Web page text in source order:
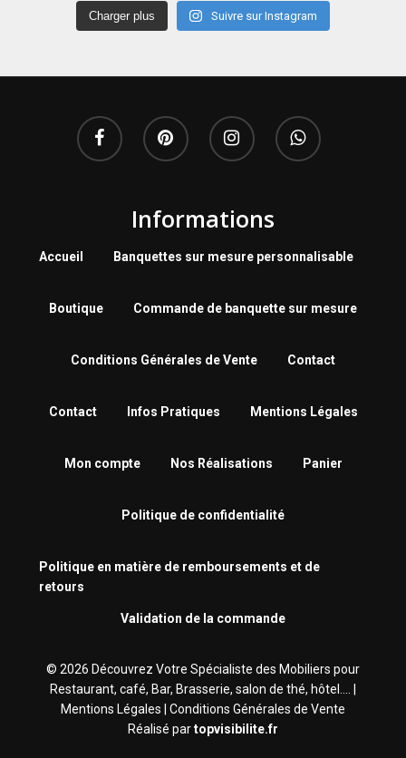
Charger plus Suivre sur Instagram
Informations
Accueil Banquettes sur mesure personnalisable
Boutique Commande de banquette sur mesure
Conditions Générales de Vente Contact
Contact Infos Pratiques Mentions Légales
Mon compte Nos Réalisations Panier
Politique de confidentialité
Politique en matière de remboursements et de
retours
Validation de la commande
© 2026 Découvrez Votre Spécialiste des Mobiliers pour
Restaurant, café, Bar, Brasserie‎, salon de thé, hôtel.... |
Mentions Légales
Conditions Générales de Vente
Réalisé partopvisibilite.fr